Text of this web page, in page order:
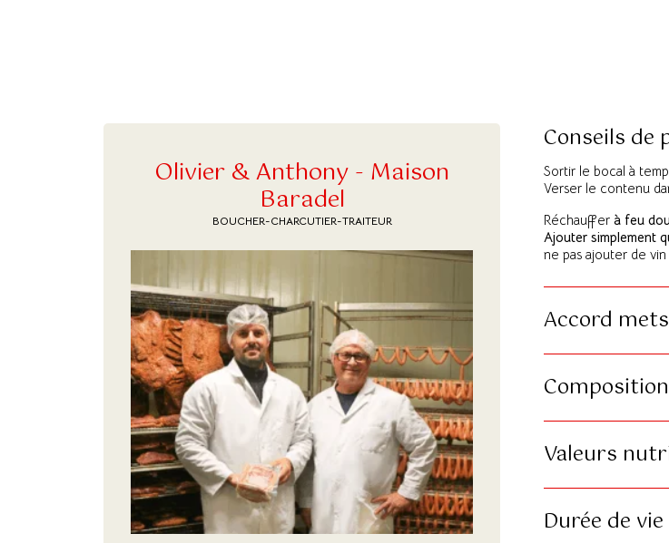
Olivier & Anthony - Maison
Baradel
BOUCHER-CHARCUTIER-TRAITEUR
Conseils de
Sortir le bocal à
Verser le contenu
Réchauffer à feu
Ajouter simplement
ne pas ajouter de
Accord
Composition
Valeurs
Durée de